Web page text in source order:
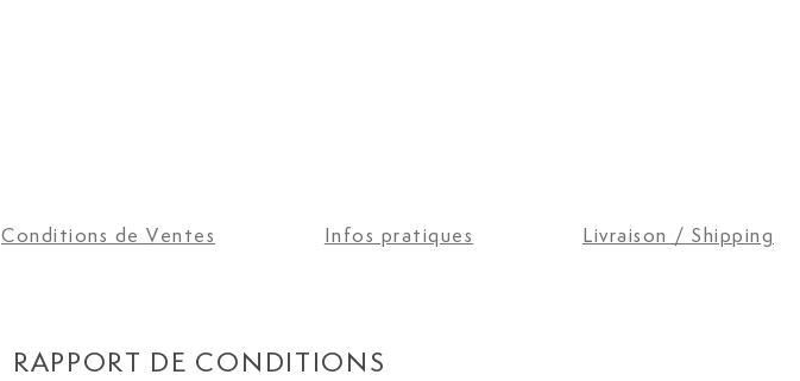
Conditions de Ventes Infos pratiques Livraison / Shipping
RAPPORT DE CONDITIONS